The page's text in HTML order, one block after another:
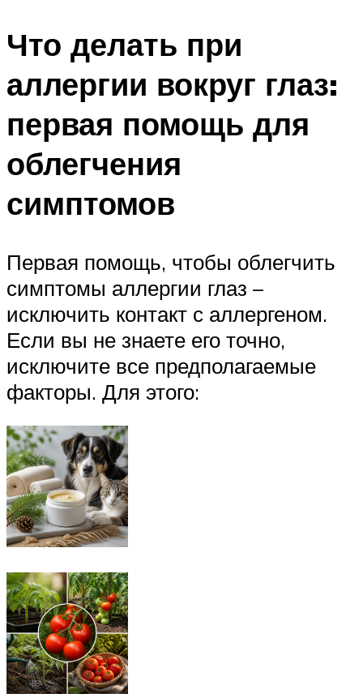
Что делать при
аллергии вокруг глаз:
первая помощь для
облегчения
симптомов
Первая помощь, чтобы облегчить
симптомы аллергии глаз –
исключить контакт с аллергеном.
Если вы не знаете его точно,
исключите все предполагаемые
факторы. Для этого: